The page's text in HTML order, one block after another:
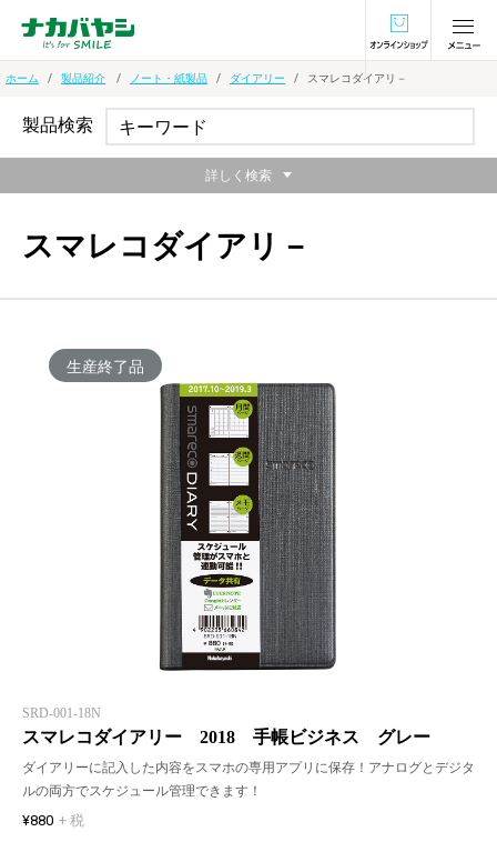
オンラインショ
ホーム 製品紹介 ノート・紙製品 ダイアリー スマレコダイアリ－
スマレコダイアリ－
生産終了品
SRD-001-18N
スマレコダイアリー 2018 手帳ビジネス グレー
ダイアリーに記入した内容をスマホの専用アプリに保存！アナログとデジタ
ルの両方でスケジュール管理できます！
¥880 + 税
製品検索
詳しく検索